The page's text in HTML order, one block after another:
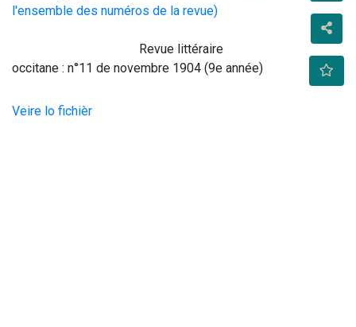
l'ensemble des numéros de la revue)
occitane : n°11 de novembre 1904
Veire lo fichièr